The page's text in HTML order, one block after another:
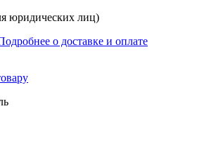
юридических лиц)
о доставке и оплате